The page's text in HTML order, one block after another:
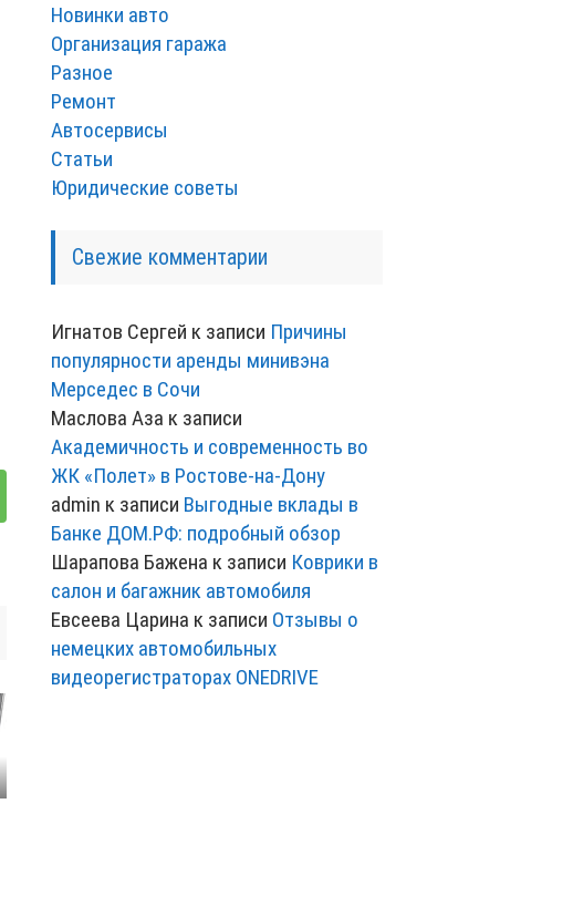
Новинки авто
Организация гаража
Разное
Ремонт
Автосервисы
Статьи
Юридические советы
Свежие комментарии
Игнатов Сергей к записи Причины
популярности аренды минивэна
Мерседес в Сочи
Маслова Аза к записи
Академичность и современность во
ЖК «Полет» в Ростове-на-Дону
admin к записи Выгодные вклады в
Банке ДОМ.РФ: подробный обзор
Шарапова Бажена к записи Коврики в
салон и багажник автомобиля
Евсеева Царина к записи Отзывы о
немецких автомобильных
видеорегистраторах ONEDRIVE